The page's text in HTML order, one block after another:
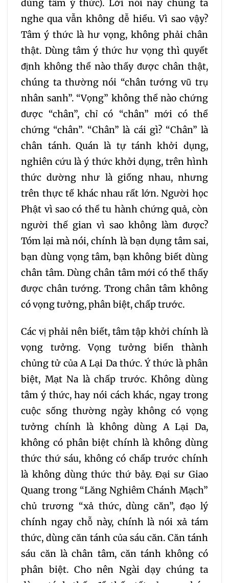
dùng tâm ý thức). Lời nói này chúng ta
nghe qua vẫn không dễ hiểu. Vì sao vậy?
Tâm ý thức là hư vọng, không phải chân
thật. Dùng tâm ý thức hư vọng thì quyết
định không thể nào thấy được chân thật,
chúng ta thường nói “chân tướng vũ trụ
nhân sanh”. “Vọng” không thể nào chứng
được “chân”, chỉ có “chân” mới có thể
chứng “chân”. “Chân” là cái gì? “Chân” là
chân tánh. Quán là tự tánh khởi dụng,
nghiên cứu là ý thức khởi dụng, trên hình
thức dường như là giống nhau, nhưng
trên thực tế khác nhau rất lớn. Người học
Phật vì sao có thể tu hành chứng quả, còn
người thế gian vì sao không làm được?
Tóm lại mà nói, chính là bạn dụng tâm sai,
bạn dùng vọng tâm, bạn không biết dùng
chân tâm. Dùng chân tâm mới có thể thấy
được chân tướng. Trong chân tâm không
có vọng tưởng, phân biệt, chấp trước.
Các vị phải nên biết, tâm tập khởi chính là
vọng tưởng. Vọng tưởng biến thành
chủng tử của A Lại Da thức. Ý thức là phân
biệt, Mạt Na là chấp trước. Không dùng
tâm ý thức, hay nói cách khác, ngay trong
cuộc sống thường ngày không có vọng
tưởng chính là không dùng A Lại Da,
không có phân biệt chính là không dùng
thức thứ sáu, không có chấp trước chính
là không dùng thức thứ bảy. Đại sư Giao
Quang trong “Lăng Nghiêm Chánh Mạch”
chủ trương “xả thức, dùng căn”, đạo lý
chính ngay chỗ này, chính là nói xả tám
thức, dùng căn tánh của sáu căn. Căn tánh
sáu căn là chân tâm, căn tánh không có
phân biệt. Cho nên Ngài dạy chúng ta